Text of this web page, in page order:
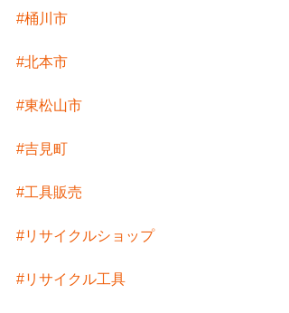
#桶川市
#北本市
#東松山市
#吉見町
#工具販売
#リサイクルショップ
#リサイクル工具